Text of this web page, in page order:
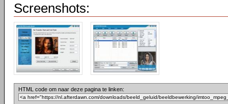
Screenshots:
HTML code om naar deze pagina te linken: